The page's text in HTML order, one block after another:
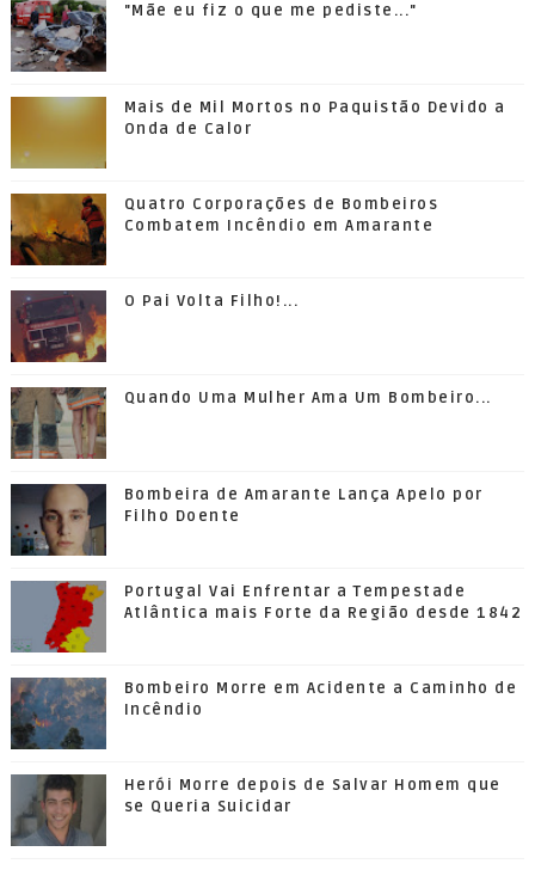
"Mãe eu fiz o que me pediste..."
Mais de Mil Mortos no Paquistão Devido a
Onda de Calor
Quatro Corporações de Bombeiros
Combatem Incêndio em Amarante
O Pai Volta Filho!...
Quando Uma Mulher Ama Um Bombeiro...
Bombeira de Amarante Lança Apelo por
Filho Doente
Portugal Vai Enfrentar a Tempestade
Atlântica mais Forte da Região desde 1842
Bombeiro Morre em Acidente a Caminho de
Incêndio
Herói Morre depois de Salvar Homem que
se Queria Suicidar